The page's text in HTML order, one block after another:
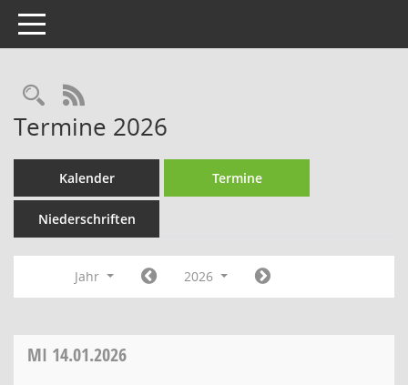
Toggle navigation
Rechercheauswahl
RSS-Feed
Termine 2026
Kalender Termine
Niederschriften
Jahr 2026
MI 14.01.2026